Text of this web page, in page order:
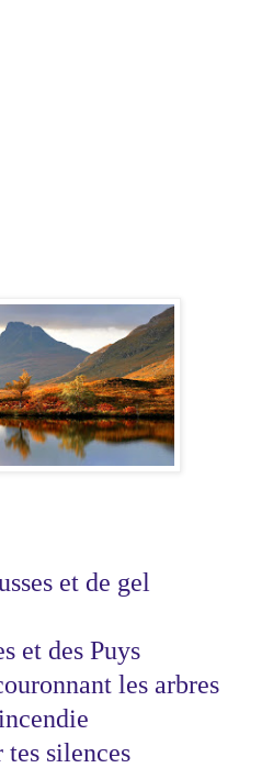
et de gel
et des Puys
les arbres
tes silences